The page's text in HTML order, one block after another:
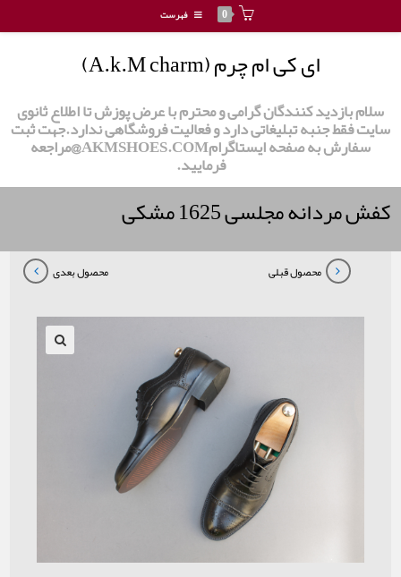
0 فهرست
ای کی ام چرم (A.k.M charm)
سلام بازدید کنندگان گرامی و محترم با عرض پوزش تا اطلاع ثانوی
سایت فقط جنبه تبلیغاتی دارد و فعالیت فروشگاهی ندارد.جهت ثبت
سفارش به صفحه ایستاگرامAKMSHOES.COM@مراجعه
فرمایید.
کفش مردانه مجلسی 1625 مشکی
محصول قبلی محصول بعدی